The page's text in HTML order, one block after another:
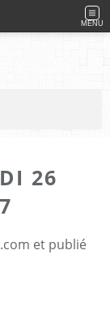
MENU
26
et publié